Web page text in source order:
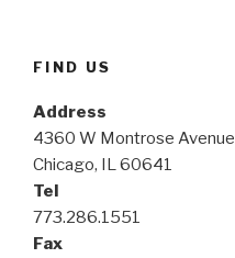
FIND US
Address
4360 W Montrose Avenue
Chicago, IL 60641
Tel
773.286.1551
Fax